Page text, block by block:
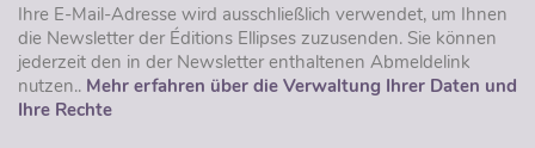
Ihre E-Mail-Adresse wird ausschließlich verwendet, um Ihnen
die Newsletter der Éditions Ellipses zuzusenden. Sie können
jederzeit den in der Newsletter enthaltenen Abmeldelink
nutzen.. Mehr erfahren über die Verwaltung Ihrer Daten und
Ihre Rechte